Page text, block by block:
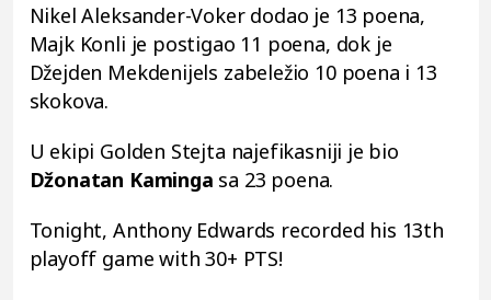
Nikel Aleksander-Voker dodao je 13 poena,
Majk Konli je postigao 11 poena, dok je
Džejden Mekdenijels zabeležio 10 poena i 13
skokova.
U ekipi Golden Stejta najefikasniji je bio
Džonatan Kaminga sa 23 poena.
Tonight, Anthony Edwards recorded his 13th
playoff game with 30+ PTS!